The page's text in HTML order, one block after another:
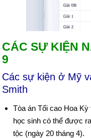
CÁC SỰ KIỆN
9
Các sự kiện ở Mỹ
Smith
Tòa án Tối cao Hoa
học sinh có thể được
tộc (ngày 20 tháng 4).